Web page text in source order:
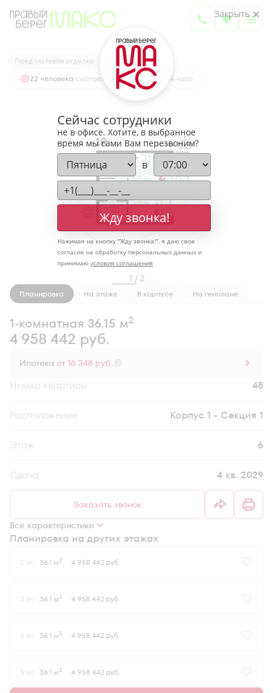
1-комнатная36.15 м2
4 958 442 руб.
Ипотекаот 16 348 руб.
Предчистовая отделка
22 человекa смотрели эту квартиру за 24 часа
1 / 2
Планировка На этаже В корпусе На генплане
1-комнатная 36.15 м2
4 958 442 руб.
Ипотека от 16 348 руб.
Номер квартиры 48
Секция Корпус 1 - Секция 1
Этаж 6
Сдача 4 кв. 2029
Заказать звонок
Все характеристики
Планировка на других этажах
2 эт. 36.1 м2 4 958 442 руб.
3 эт. 36.1 м2 4 958 442 руб.
4 эт. 36.1 м2 4 958 442 руб.
5 эт. 36.1 м2 4 958 442 руб.
Закрыть
Сейчас сотрудники
не в офисе. Хотите, в выбранное
время мы сами Вам перезвоним?
в
Жду звонка!
Нажимая на кнопку "Жду звонка!", я даю свое
согласие на обработку персональных данных и
принимаю условия соглашения